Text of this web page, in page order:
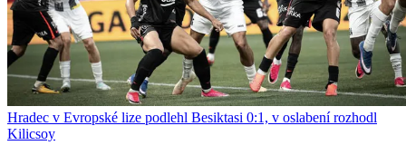
Hradec v Evropské lize podlehl Besiktasi 0:1, v oslabení rozhodl
Kilicsoy